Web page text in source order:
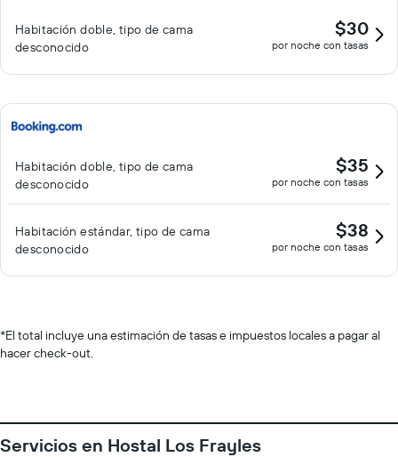
Habitación doble, tipo de cama
desconocido
$30
por noche con tasas
Habitación doble, tipo de cama
desconocido
$35
por noche con tasas
Habitación estándar, tipo de cama
desconocido
$38
por noche con tasas
*El total incluye una estimación de tasas e impuestos locales a pagar al
hacer check-out.
Servicios en Hostal Los Frayles